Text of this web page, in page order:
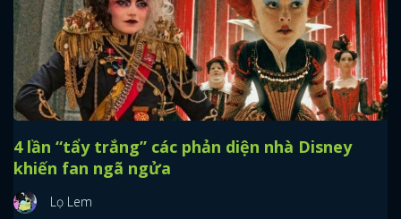
4 lần “tẩy trắng” các phản diện nhà Disney
khiến fan ngã ngửa
Lọ Lem